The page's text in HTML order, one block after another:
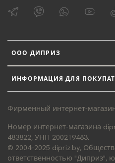
ООО ДИПРИЗ
ИНФОРМАЦИЯ ДЛЯ
Фирменный интернет-
Номер интернет-магазина
483822, УНП 200219483.
© 2004–2025 dipriz.by,
ответственностью "Диприз",